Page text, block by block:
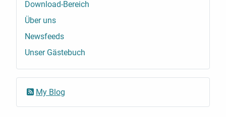
Download-Bereich
Über uns
Newsfeeds
Unser Gästebuch
My Blog